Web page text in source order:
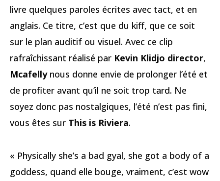
livre quelques paroles écrites avec tact, et en
anglais. Ce titre, c’est que du kiff, que ce soit
sur le plan auditif ou visuel. Avec ce clip
rafraîchissant réalisé par Kevin Klidjo director,
Mcafellynous donne envie de prolonger l’été et
de profiter avant qu’il ne soit trop tard. Ne
soyez donc pas nostalgiques, l’été n’est pas fini,
vous êtes sur This is Riviera.
« Physically she’s a bad gyal, she got a body of a
goddess, quand elle bouge, vraiment, c’est wow